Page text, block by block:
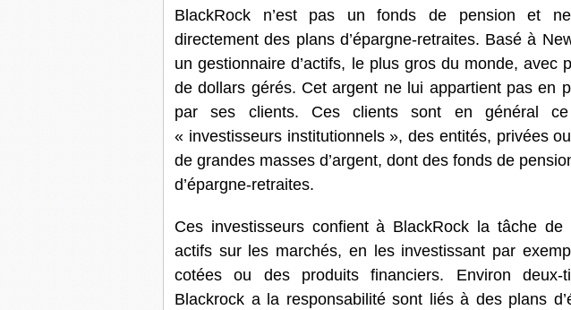
BlackRock n’est pas un fonds de pension et
directement des plans d’épargne-retraites. Basé à
un gestionnaire d’actifs, le plus gros du monde, avec
de dollars gérés. Cet argent ne lui appartient pas en
par ses clients. Ces clients sont en général ce
« investisseurs institutionnels », des entités, privées
de grandes masses d’argent, dont des fonds de
d’épargne-retraites.
Ces investisseurs confient à BlackRock la tâche
actifs sur les marchés, en les investissant par
cotées ou des produits financiers. Environ
Blackrock a la responsabilité sont liés à des plans